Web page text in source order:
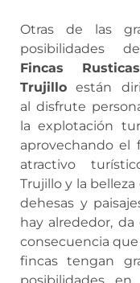
Otras de las
posibilidades
Fincas
Trujillo están
al disfrute
la explotación
aprovechando el
atractivo
Trujillo y la belleza
dehesas y
hay alrededor, da
consecuencia
fincas tengan